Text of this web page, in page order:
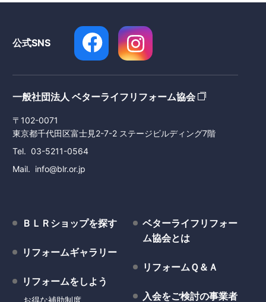
公式SNS
一般社団法人 ベターライフリフォーム協会
〒102-0071
東京都千代田区富士見2-7-2 ステージビルディング7階
Tel
03-5211-0564
Mail
info@blr.or.jp
ＢＬＲショップを探す
リフォームギャラリー
リフォームをしよう
お得な補助制度
ベターライフリフォー
ム協会とは
リフォームＱ＆Ａ
入会をご検討の事業者